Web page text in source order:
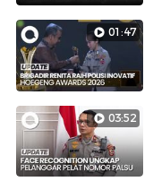
01:47
03:52